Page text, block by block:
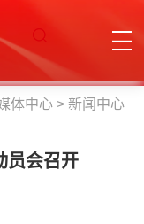
体中心 > 新闻中心
员会召开